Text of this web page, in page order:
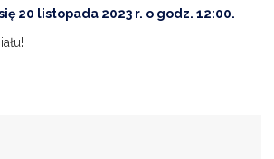
20 listopada 2023 r. o godz. 12:00.